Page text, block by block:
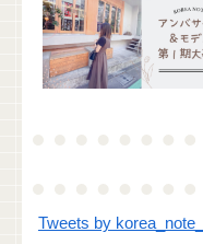
Tweets by korea_note__